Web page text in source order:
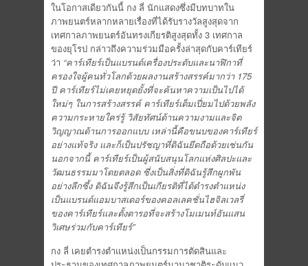
ในโอกาสเดียวกันนี้ กง ลี่ นักแสดงซึ่งมีบทบาทใน
ภาพยนตร์หลากหลายเรื่องที่ได้รับรางวัลสูงสุดจาก
เทศกาลภาพยนตร์อันทรงเกียรติสูงสุดทั้ง 3 เทศกาล
ของยุโรป กล่าวถึงความร่วมมือครั้งล่าสุดกับคาร์เทียร์
ว่า “คาร์เทียร์เป็นแบรนด์เครื่องประดับและนาฬิกาที่
ครองใจผู้คนทั่วโลกด้วยผลงานสร้างสรรค์มากว่า 175
ปี คาร์เทียร์ไม่เคยหยุดยั้งที่จะค้นหาความเป็นไปได้
ใหม่ๆ ในการสร้างสรรค์ คาร์เทียร์เต็มเปี่ยมไปด้วยพลัง
ความกระหายใคร่รู้ วิสัยทัศน์ด้านความงามและจิต
วิญญาณด้านการออกแบบ เหล่านี้คือขนบของคาร์เทียร์
อย่างแท้จริง และก็เป็นปรัชญาที่ดิฉันยึดถือด้วยเช่นกัน
นอกจากนี้ คาร์เทียร์เป็นผู้สนับสนุนโลกแห่งศิลปะและ
วัฒนธรรมมาโดยตลอด ซึ่งเป็นสิ่งที่ดิฉันรู้สึกผูกพัน
อย่างลึกซึ้ง ดิฉันจึงรู้สึกเป็นเกียรติที่ได้ดำรงตำแหน่ง
เป็นแบรนด์แอมบาสเดอร์ของคอลเลคชั่นไฮจิลเวลรี่
ของคาร์เทียร์และตั้งตารอที่จะสร้างโมเมนท์อันแสน
วิเศษร่วมกับคาร์เทียร์”
กง ลี่ เคยตำรงตำแหน่งเป็นกรรมการตัดสินและ